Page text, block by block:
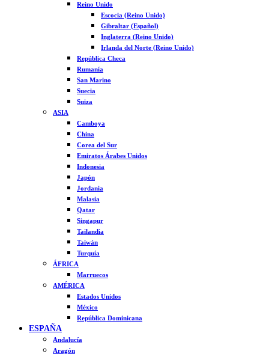
Reino Unido
Escocia (Reino Unido)
Gibraltar (Español)
Inglaterra (Reino Unido)
Irlanda del Norte (Reino Unido)
República Checa
Rumanía
San Marino
Suecia
Suiza
ASIA
Camboya
China
Corea del Sur
Emiratos Árabes Unidos
Indonesia
Japón
Jordania
Malasia
Qatar
Singapur
Tailandia
Taiwán
Turquía
ÁFRICA
Marruecos
AMÉRICA
Estados Unidos
México
República Dominicana
ESPAÑA
Andalucía
Aragón